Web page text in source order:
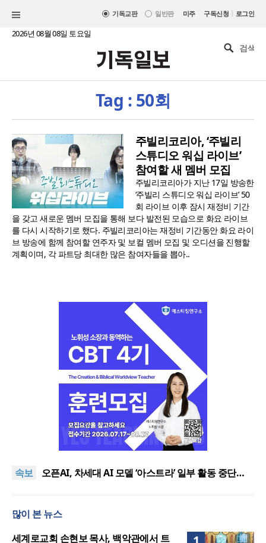
기독교판 일반판 미주 구독신청 | 로그인
2026년 08월 08일 토요일
Tag : 50회
주빌리코리아, ‘주빌리
스튜디오 워십 라이브’
참여할 새 멤버 모집
주빌리코리아가 지난 17일 방송한
‘주빌리 스튜디오 워십 라이브’ 50
회 라이브 이후 잠시 재정비 기간
을 갖고 새로운 멤버 모집을 통해 보다 발전된 모습으로 화요 라이브
를 다시 시작하기로 했다. 주빌리코리아는 재정비 기간동안 화요 라이
브 방송에 함께 참여할 연주자 및 보컬 멤버 모집 및 오디션을 진행할
계획이며, 각 파트당 최대한 많은 참여자들을 뽑아..
속보
기감 이대위, 감신대 도서관에 퀴어서적 ‘별도 부스’ 마
34.4% 감소
오픈AI, 차세대 AI 모델 ‘아스트라’ 일부 활동 중단…
래세대 위한 국가적 자산”
기감 이대위, 감신대 도서관에 퀴어서적 ‘별도 부스’ 마
2026년 상반기 탈북민 입국 63명… 전년 동기 대비
많이 본 뉴스
세계로교회 손현보 목사, 백악관에서 트